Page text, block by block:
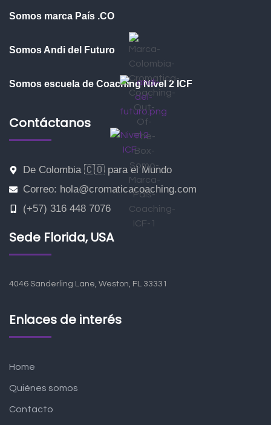
Somos marca País .CO
Somos Andi del Futuro
Somos escuela de Coaching Nivel 2 ICF
Contáctanos
De Colombia 🇨🇴 para el Mundo
Correo: hola@cromaticacoaching.com
(+57) 316 448 7076
Sede Florida, USA
4046 Sanderling Lane, Weston, FL 33331
Enlaces de interés
Home
Quiénes somos
Contacto